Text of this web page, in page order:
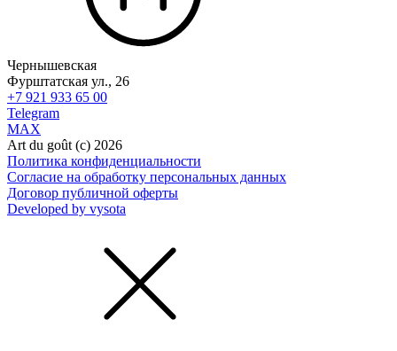
Чернышевская
Фурштатская ул., 26
+7 921 933 65 00
Telegram
MAX
Art du goût (с) 2026
Политика конфиденциальности
Согласие на обработку персональных данных
Договор публичной оферты
Developed by vysota